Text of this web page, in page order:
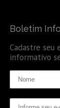
Boletim
Cadastre
informativo